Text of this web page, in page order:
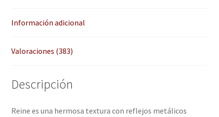
Información adicional
Valoraciones (383)
Descripción
Reine es una hermosa textura con reflejos metálicos